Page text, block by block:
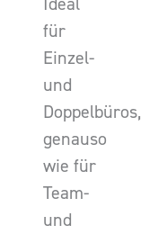
für
Einzel-
und
Doppelbüros,
genauso
wie für
Team-
und